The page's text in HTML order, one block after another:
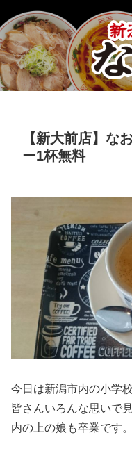
【新大前店】な
ー1杯無料
今日は新潟市内の小学
皆さんいろんな思いで
内の上の娘も卒業です。